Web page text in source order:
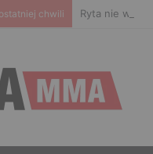
chwili Ryta nie